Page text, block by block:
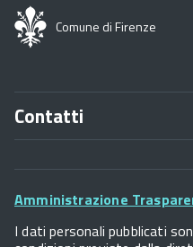
Comune di Firenze
Contatti
Palazzo Vecchio
P.IVA 01307110484
Footer
Amministrazione
I dati personali pubblicati